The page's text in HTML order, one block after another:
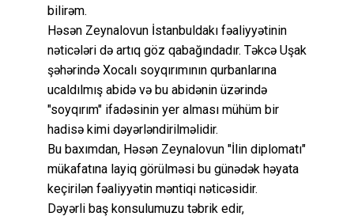
bilirəm.
Həsən Zeynalovun İstanbuldakı fəaliyyətinin
nəticələri də artıq göz qabağındadır. Təkcə Uşak
şəhərində Xocalı soyqırımının qurbanlarına
ucaldılmış abidə və bu abidənin üzərində
"soyqırım" ifadəsinin yer alması mühüm bir
hadisə kimi dəyərləndirilməlidir.
Bu baxımdan, Həsən Zeynalovun "İlin diplomatı"
mükafatına layiq görülməsi bu günədək həyata
keçirilən fəaliyyətin məntiqi nəticəsidir.
Dəyərli baş konsulumuzu təbrik edir,